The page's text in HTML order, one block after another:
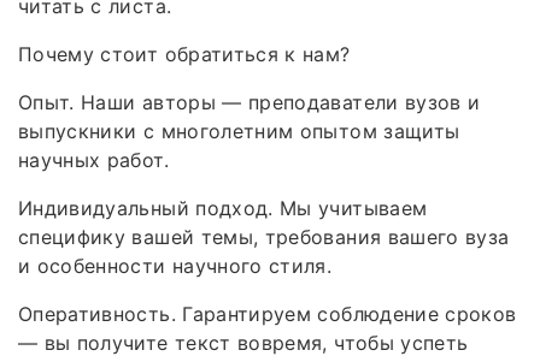
читать с листа.
Почему стоит обратиться к нам?
Опыт. Наши авторы — преподаватели вузов и
выпускники с многолетним опытом защиты
научных работ.
Индивидуальный подход. Мы учитываем
специфику вашей темы, требования вашего вуза
и особенности научного стиля.
Оперативность. Гарантируем соблюдение сроков
— вы получите текст вовремя, чтобы успеть